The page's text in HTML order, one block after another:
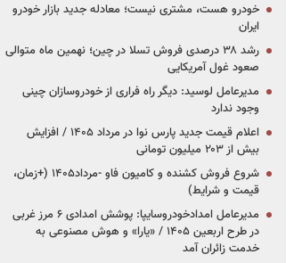
خودرو هست، مشتری نیست؛ معادله جدید بازار خودرو
ایران
رشد ۳۸ درصدی فروش تسلا در چین؛ نهمین ماه متوالی
صعود غول آمریکایی
مدیرعامل لوسید: دیگر راه فراری از خودروسازان چینی
وجود ندارد
اعلام قیمت جدید پارس نوا در مرداد ۱۴۰۵ / افزایش
بیش از ۲۰۳ میلیون تومانی
شروع فروش کشنده و کامیون فاو -مرداد۱۴۰۵ (+زمان،
قیمت و شرایط)
مدیرعامل امدادخودروسایپا: پوشش امدادی ۶ مرز غربی
در طرح اربعین ۱۴۰۵ / «یارا» و هوش مصنوعی به
خدمت زائران آمد